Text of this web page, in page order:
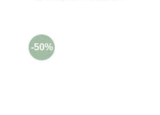
-50%